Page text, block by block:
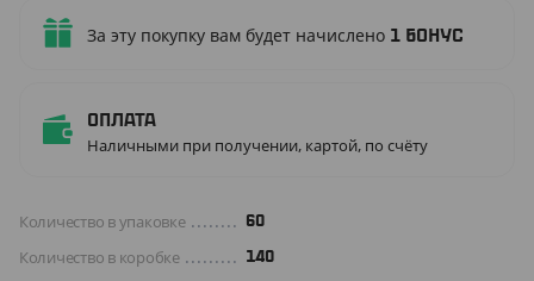
За эту покупку вам будет начислено 1 бонус
Оплата
Наличными при получении, картой, по счёту
Количество в упаковке 60
Количество в коробке 140